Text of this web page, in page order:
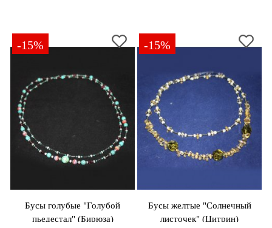
-15%
Бусы голубые "Голубой
пьедестал" (Бирюза)
-15%
Бусы желтые "Солнечный
листочек" (Цитрин)